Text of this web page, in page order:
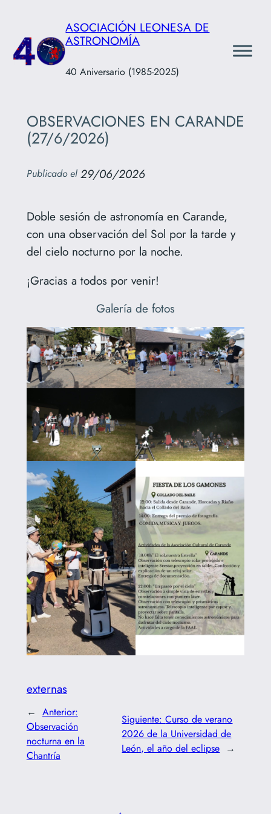
contenido
ASOCIACIÓN LEONESA DE
ASTRONOMÍA
40 Aniversario (1985-2025)
OBSERVACIONES EN CARANDE
(27/6/2026)
Publicado el 29/06/2026
Doble sesión de astronomía en Carande,
con una observación del Sol por la tarde y
del cielo nocturno por la noche.
¡Gracias a todos por venir!
Galería de fotos
externas
← Anterior:
Observación
nocturna en la
Chantría
Siguiente:Curso de verano
2026 de la Universidad de
León, el año del eclipse →